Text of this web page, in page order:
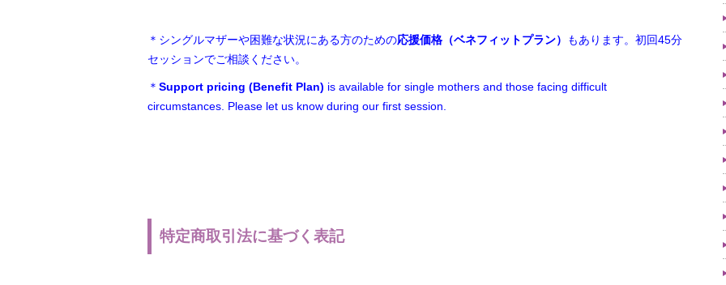
＊シングルマザーや困難な状況にある方のための応援価格（ベネフィットプラン）
もあります。初回45分
セッションでご相談ください。
＊ Support pricing (Benefit Plan) is available for single mothers and those facing difficult
circumstances. Please let us know during our first session.
特定商取引法に基づく表記